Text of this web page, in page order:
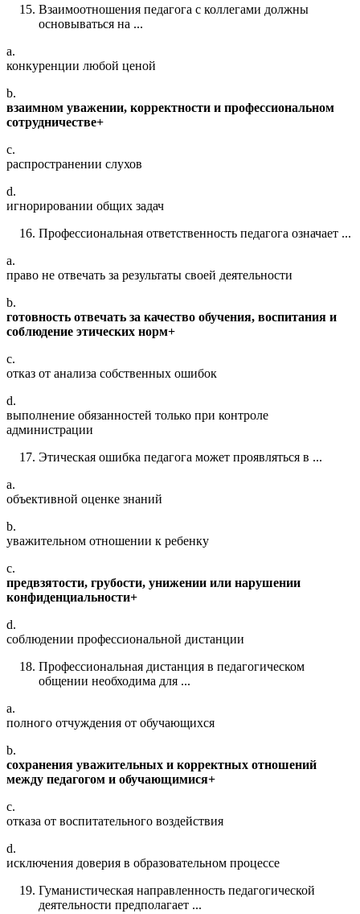
Взаимоотношения педагога с коллегами должны
основываться на ...
a.
конкуренции любой ценой
b.
взаимном уважении, корректности и профессиональном
сотрудничестве+
c.
распространении слухов
d.
игнорировании общих задач
Профессиональная ответственность педагога означает ...
a.
право не отвечать за результаты своей деятельности
b.
готовность отвечать за качество обучения, воспитания и
соблюдение этических норм+
c.
отказ от анализа собственных ошибок
d.
выполнение обязанностей только при контроле
администрации
Этическая ошибка педагога может проявляться в ...
a.
объективной оценке знаний
b.
уважительном отношении к ребенку
c.
предвзятости, грубости, унижении или нарушении
конфиденциальности+
d.
соблюдении профессиональной дистанции
Профессиональная дистанция в педагогическом
общении необходима для ...
a.
полного отчуждения от обучающихся
b.
сохранения уважительных и корректных отношений
между педагогом и обучающимися+
c.
отказа от воспитательного воздействия
d.
исключения доверия в образовательном процессе
Гуманистическая направленность педагогической
деятельности предполагает ...